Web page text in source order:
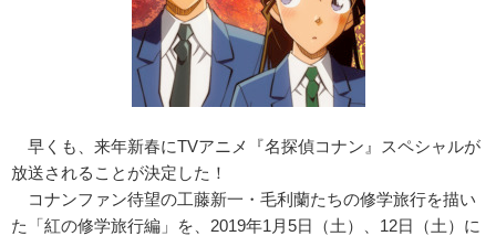
早くも、来年新春にTVアニメ『名探偵コナン』スペシャルが
放送されることが決定した！
コナンファン待望の工藤新一・毛利蘭たちの修学旅行を描い
た「紅の修学旅行編」を、2019年1月5日（土）、12日（土）に